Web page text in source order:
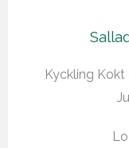
Kyckling Kokt